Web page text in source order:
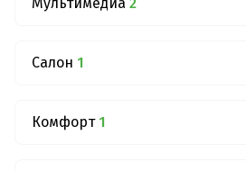
Салон 1
Комфорт 1